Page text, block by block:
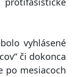
vyhlásené
či dokonca
po mesiacoch